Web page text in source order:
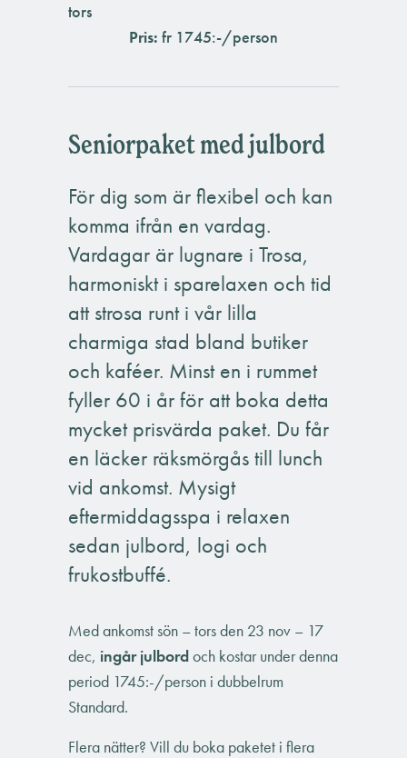
tors
Pris: fr 1745:-/person
Seniorpaket med julbord
För dig som är flexibel och kan
komma ifrån en vardag.
Vardagar är lugnare i Trosa,
harmoniskt i sparelaxen och tid
att strosa runt i vår lilla
charmiga stad bland butiker
och kaféer. Minst en i rummet
fyller 60 i år för att boka detta
mycket prisvärda paket. Du får
en läcker räksmörgås till lunch
vid ankomst. Mysigt
eftermiddagsspa i relaxen
sedan julbord, logi och
frukostbuffé.
Med ankomst sön – tors den 23 nov – 17
dec, ingår julbordoch kostar under denna
period 1745:-/person i dubbelrum
Standard.
Flera nätter? Vill du boka paketet i flera